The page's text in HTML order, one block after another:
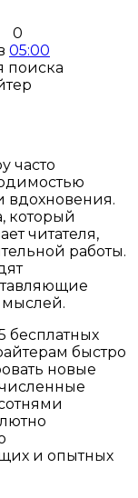
0
05:00
часто
вдохновения.
который
читателя,
работы.
бесплатных
быстро
новые
и опытных